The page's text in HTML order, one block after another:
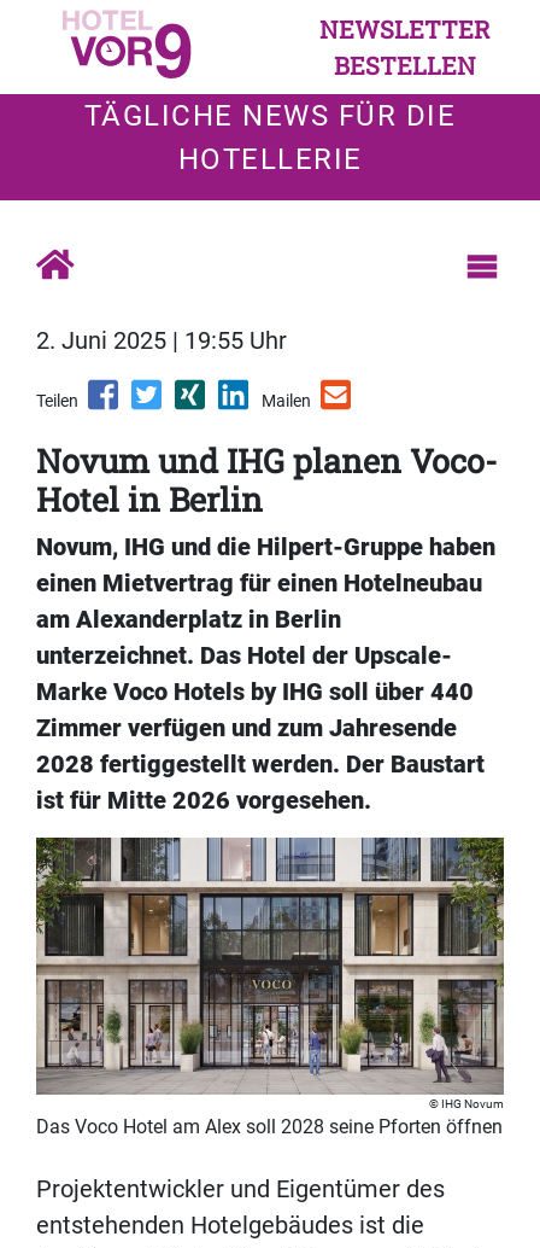
NEWSLETTER
BESTELLEN
TÄGLICHE NEWS FÜR DIE
HOTELLERIE
2. Juni 2025 | 19:55 Uhr
Teilen Mailen
Novum und IHG planen Voco-
Hotel in Berlin
Novum, IHG und die Hilpert-Gruppe haben
einen Mietvertrag für einen Hotelneubau
am Alexanderplatz in Berlin
unterzeichnet. Das Hotel der Upscale-
Marke Voco Hotels by IHG soll über 440
Zimmer verfügen und zum Jahresende
2028 fertiggestellt werden. Der Baustart
ist für Mitte 2026 vorgesehen.
IHG Novum
Das Voco Hotel am Alex soll 2028 seine Pforten öffnen
Projektentwickler und Eigentümer des
entstehenden Hotelgebäudes ist die